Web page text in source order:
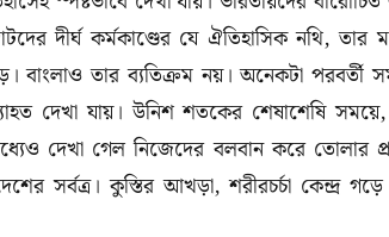
দীর্ঘ কর্মকাণ্ডের যে ঐতিহাসিক নথি, তার
বাংলাও তার ব্যতিক্রম নয়। অনেকটা পরবর্তী
দেখা যায়। উনিশ শতকের শেষাশেষি সময়ে,
দেখা গেল নিজেদের বলবান করে
সর্বত্র। কুস্তির আখড়া, শরীরচর্চা কেন্দ্র